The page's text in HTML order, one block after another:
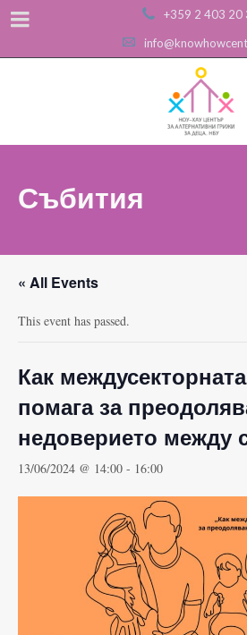
+359 2 403 20
Събития
« All Events
This event has passed.
Как
помага за
недоверието между
13/06/2024 @ 14:00 - 16:00